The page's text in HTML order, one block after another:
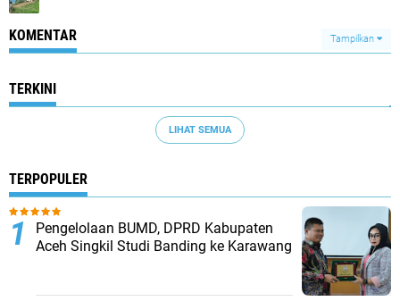
KOMENTAR Tampilkan
TERKINI
LIHAT SEMUA
TERPOPULER
Pengelolaan BUMD, DPRD Kabupaten
Aceh Singkil Studi Banding ke Karawang